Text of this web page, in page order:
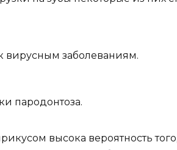
вирусным заболеваниям.
пародонтоза.
высока вероятность